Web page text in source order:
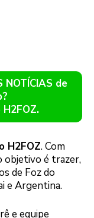
NOTÍCIAS de
H2FOZ. Com
objetivo é trazer,
de Foz do
e Argentina.
e equipe